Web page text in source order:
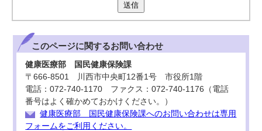
送信
このページに関するお問い合わせ
健康医療部 国民健康保険課
〒666-8501 川西市中央町12番1号 市役所1階
電話：072-740-1170 ファクス：072-740-1176（電話
番号はよく確かめておかけください。）
健康医療部 国民健康保険課へのお問い合わせは専用
フォームをご利用ください。